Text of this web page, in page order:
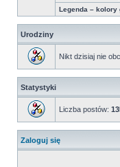
Legenda – kolory
Urodziny
Nikt dzisiaj nie
Statystyki
Liczba postów:
Zaloguj się